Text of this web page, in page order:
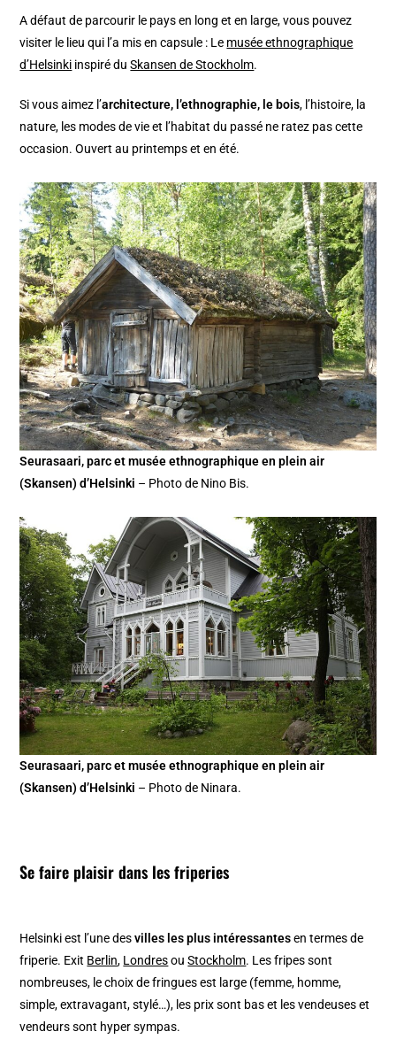
A défaut de parcourir le pays en long et en large, vous pouvez
visiter le lieu qui l’a mis en capsule : Le musée ethnographique
d’Helsinki inspiré duSkansen de Stockholm.
Si vous aimez l’architecture, l’ethnographie, le bois, l’histoire, la
nature, les modes de vie et l’habitat du passé ne ratez pas cette
occasion. Ouvert au printemps et en été.
Seurasaari, parc et musée ethnographique en plein air
(Skansen) d’Helsinki – Photo de Nino Bis.
Seurasaari, parc et musée ethnographique en plein air
(Skansen) d’Helsinki – Photo de Ninara.
Se faire plaisir dans les friperies
Helsinki est l’une desvilles les plus intéressantesen termes de
friperie. Exit Berlin, LondresouStockholm. Les fripes sont
nombreuses, le choix de fringues est large (femme, homme,
simple, extravagant, stylé…), les prix sont bas et les vendeuses et
vendeurs sont hyper sympas.